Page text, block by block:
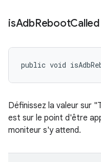
isAdbRebootCalled
public void
Définissez la valeur sur
est sur le point d'être
moniteur s'y attend.